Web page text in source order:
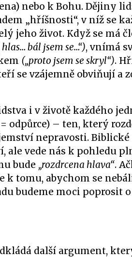
nebo k Bohu. Dějiny
„hříšnosti“, v níž se
jeho život. Když se má
bál jsem se…“), vnímá
(„proto jsem se skryl“).
se vzájemně obviňují a
i v životě každého
= odpůrce) – ten, který
nepravosti.
vede nás k pohledu
bude „rozdrcena hlava“.
tomu, abychom se
budeme moci poprosit
další argument,